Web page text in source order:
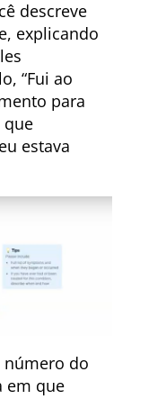
descreve
explicando
“Fui ao
para
que
estava
número do
em que